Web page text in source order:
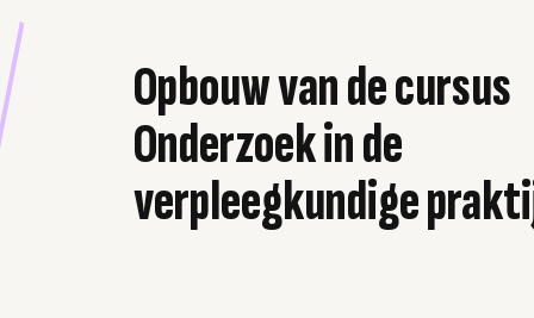
Opbouw van de cursus
Onderzoek in de
verpleegkundige